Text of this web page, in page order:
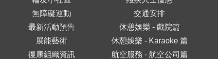
無障礙運動
最新活動預告
展能藝術
復康組織資訊
交通安排
休憩娛樂 - 戲院篇
休憩娛樂 - Karaoke 篇
航空服務 - 航空公司篇